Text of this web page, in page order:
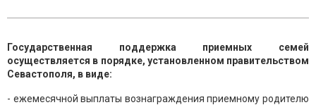
Государственная поддержка приемных семей
осуществляется в порядке, установленном правительством
Севастополя, в виде:
- ежемесячной выплаты вознаграждения приемному родителю